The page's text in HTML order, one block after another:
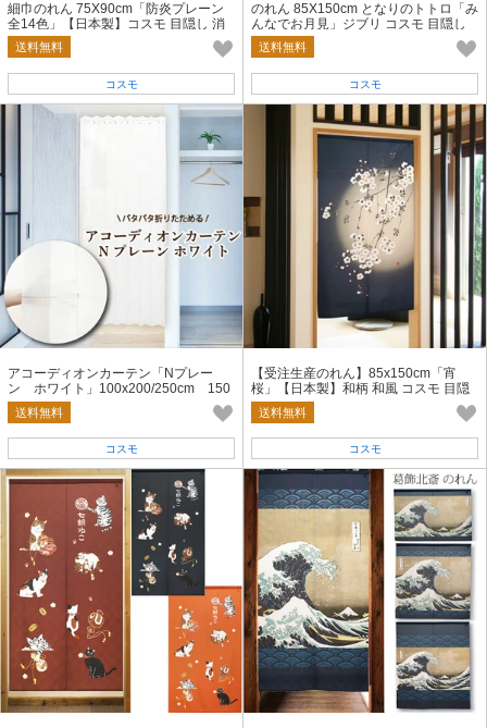
細巾のれん 75X90cm「防炎プレーン
全14色」【日本製】コスモ 目隠し 消
防 防災 店舗 施設 向け
送料無料
コスモ
のれん 85X150cm となりのトトロ「み
んなでお月見」ジブリ コスモ 目隠し
送料無料
コスモ
アコーディオンカーテン「Nプレー
ン ホワイト」100x200/250cm 150
x200/250cm【日本製】コスモ 省エネ
送料無料
コスモ
【受注生産のれん】85x150cm「宵
桜」【日本製】和柄 和風 コスモ 目隠
し
送料無料
コスモ